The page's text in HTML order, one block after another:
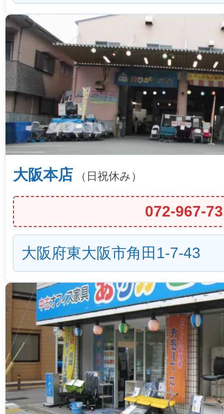
大阪本店 （日祝休み）
072-967-
大阪府東大阪市角田1-7-43